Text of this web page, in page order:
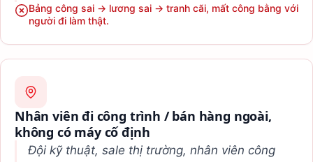
Bảng công sai → lương sai → tranh cãi, mất công bằng với
người đi làm thật.
Nhân viên đi công trình / bán hàng ngoài,
không có máy cố định
Đội kỹ thuật, sale thị trường, nhân viên công